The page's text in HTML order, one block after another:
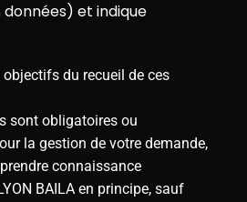
et indique
du recueil de ces
sont obligatoires ou
la gestion de votre demande,
connaissance
BAILA en principe, sauf